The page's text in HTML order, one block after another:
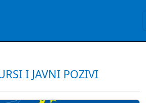
I JAVNI POZIVI